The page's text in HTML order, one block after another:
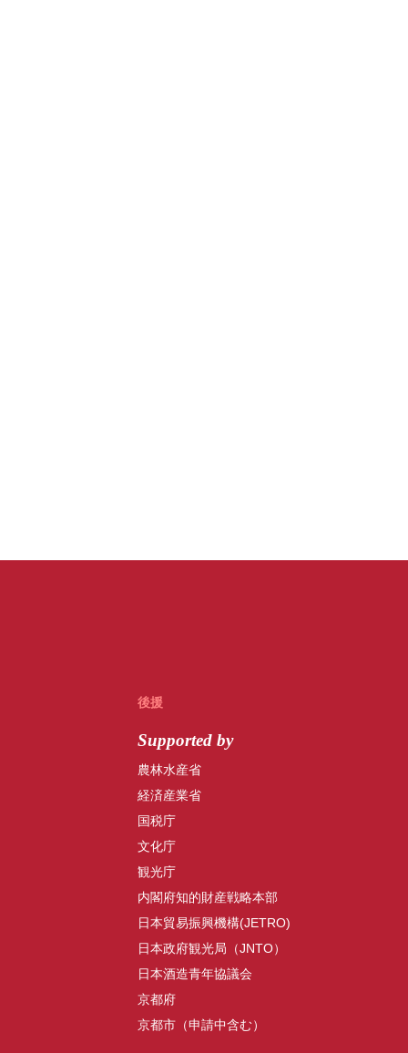
後援
Supported by
農林水産省
経済産業省
国税庁
文化庁
観光庁
内閣府知的財産戦略本部
日本貿易振興機構(JETRO)
日本政府観光局（JNTO）
日本酒造青年協議会
京都府
京都市（申請中含む）